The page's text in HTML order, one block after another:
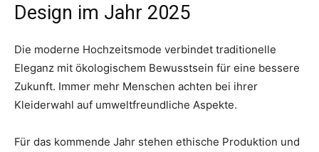
Design im Jahr 2025
Die moderne Hochzeitsmode verbindet traditionelle
Eleganz mit ökologischem Bewusstsein für eine bessere
Zukunft. Immer mehr Menschen achten bei ihrer
Kleiderwahl auf umweltfreundliche Aspekte.
Für das kommende Jahr stehen ethische Produktion und